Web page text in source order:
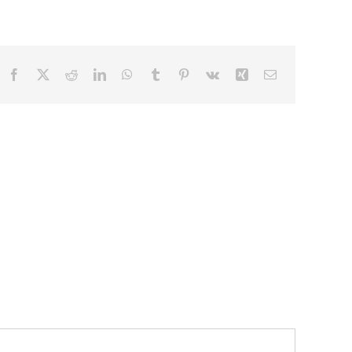
Facebook RedditLinkedInWhatsApp
Tumblr Pinterest
Vk XingEmail